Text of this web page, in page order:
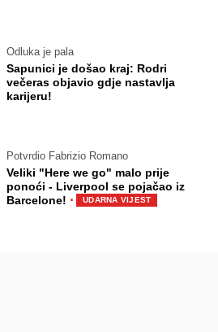
Odluka je pala
Sapunici je došao kraj: Rodri
večeras objavio gdje nastavlja
karijeru!
Potvrdio Fabrizio Romano
Veliki "Here we go" malo prije
ponoći - Liverpool se pojačao iz
Barcelone! · UDARNA VIJEST